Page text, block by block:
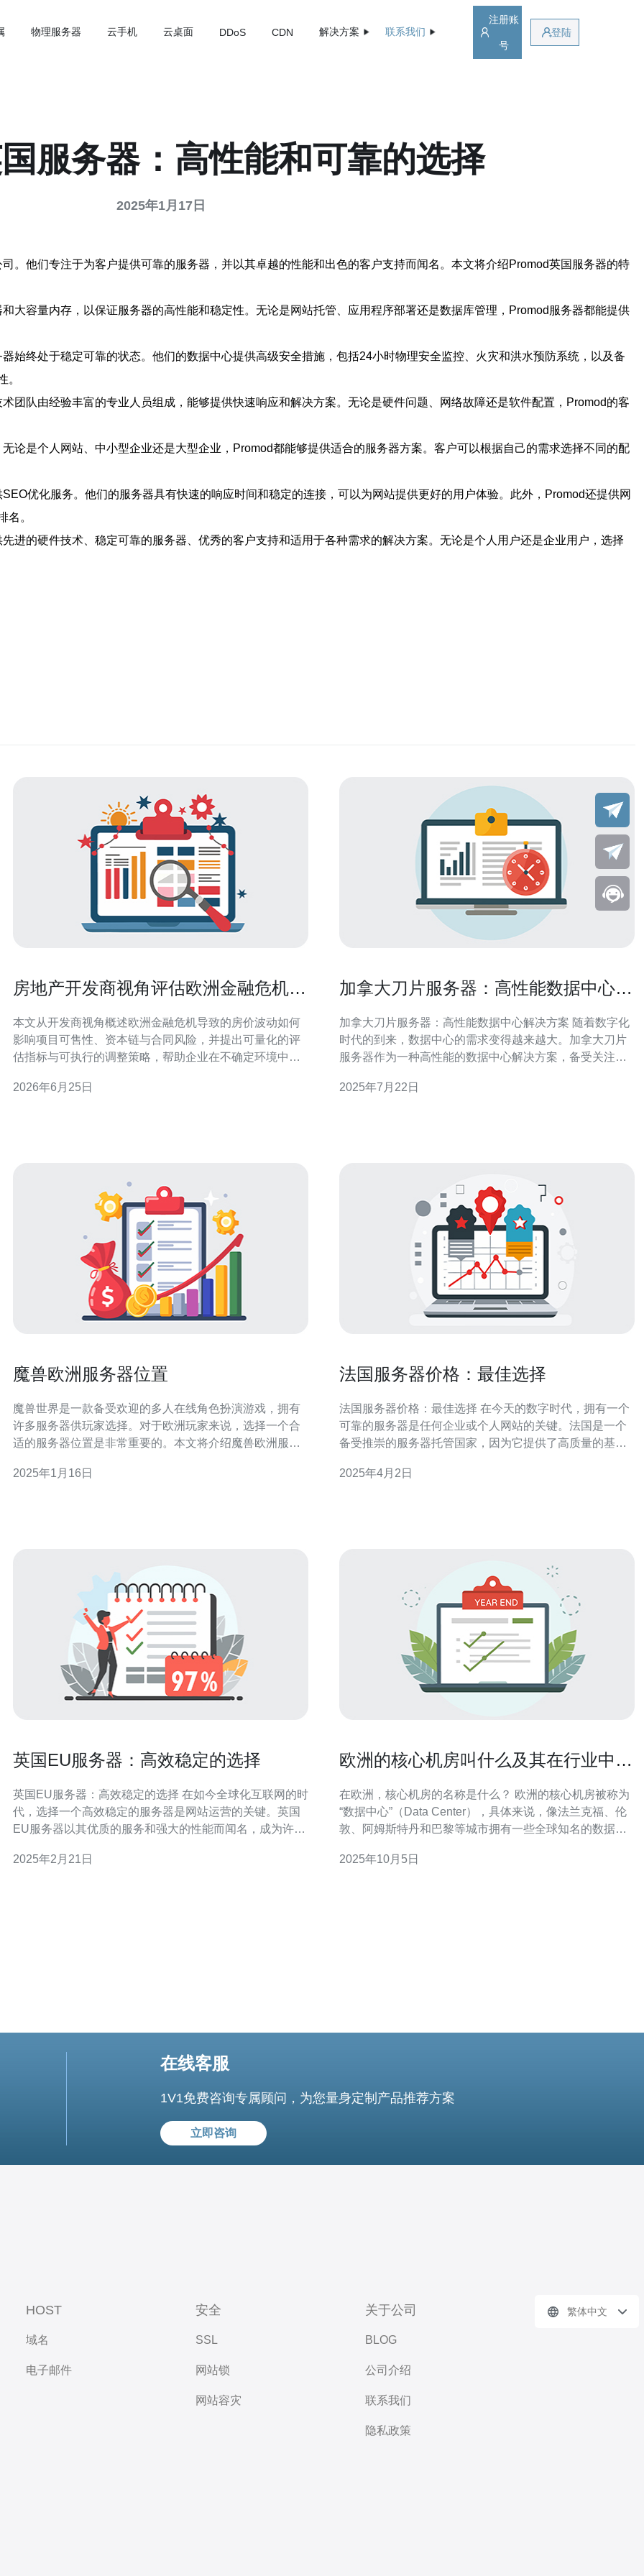
物理服务器 云手机 云桌面 DDoS CDN 解决方案 联系我们
注册账
号
登陆
服务器：高性能和可靠的选择
2025年1月17日
。他们专注于为客户提供可靠的服务器，并以其卓越的性能和出色的客户支持而闻名。本文将介绍Promod英国服务器的特
大容量内存，以保证服务器的高性能和稳定性。无论是网站托管、应用程序部署还是数据库管理，Promod服务器都能提供
始终处于稳定可靠的状态。他们的数据中心提供高级安全措施，包括24小时物理安全监控、火灾和洪水预防系统，以及备
。
团队由经验丰富的专业人员组成，能够提供快速响应和解决方案。无论是硬件问题、网络故障还是软件配置，Promod的客
论是个人网站、中小型企业还是大型企业，Promod都能够提供适合的服务器方案。客户可以根据自己的需求选择不同的配
优化服务。他们的服务器具有快速的响应时间和稳定的连接，可以为网站提供更好的用户体验。此外，Promod还提供网
名。
进的硬件技术、稳定可靠的服务器、优秀的客户支持和适用于各种需求的解决方案。无论是个人用户还是企业用户，选择
房地产开发商视角评估欧洲金融危机房
本文从开发商视角概述欧洲金融危机导致的房价波动如何
影响项目可售性、资本链与合同风险，并提出可量化的评
估指标与可执行的调整策略，帮助企业在不确定环境中维
动？ 危机期间，信贷收紧、跨境资本撤离与消费者信心下
2026年6月25日
加拿大刀片服务器：高性能数据中心解
加拿大刀片服务器：高性能数据中心解决方案 随着数字化
时代的到来，数据中心的需求变得越来越大。加拿大刀片
服务器作为一种高性能的数据中心解决方案，备受关注。
是一种高密度、高效能的服务器，通过将多个服务器集成
2025年7月22日
魔兽欧洲服务器位置
魔兽世界是一款备受欢迎的多人在线角色扮演游戏，拥有
许多服务器供玩家选择。对于欧洲玩家来说，选择一个合
适的服务器位置是非常重要的。本文将介绍魔兽欧洲服务
欧洲最大的经济体之一，也是魔兽欧洲服务器的重要位置
2025年1月16日
法国服务器价格：最佳选择
法国服务器价格：最佳选择 在今天的数字时代，拥有一个
可靠的服务器是任何企业或个人网站的关键。法国是一个
备受推崇的服务器托管国家，因为它提供了高质量的基础
及为什么它是您的最佳选择。 法国服务器的价格相对较
2025年4月2日
英国EU服务器：高效稳定的选择
英国EU服务器：高效稳定的选择 在如今全球化互联网的时
代，选择一个高效稳定的服务器是网站运营的关键。英国
EU服务器以其优质的服务和强大的性能而闻名，成为许多
点。 英国EU服务器拥有先进的技术和设备，保证了其出色
2025年2月21日
欧洲的核心机房叫什么及其在行业中的
在欧洲，核心机房的名称是什么？ 欧洲的核心机房被称为
“数据中心”（Data Center），具体来说，像法兰克福、伦
敦、阿姆斯特丹和巴黎等城市拥有一些全球知名的数据中
定的电力供应，成为了欧洲的数据中心枢纽。法兰克福的
2025年10月5日
在线客服
1V1免费咨询专属顾问，为您量身定制产品推荐方案
立即咨询
HOST
域名
电子邮件
安全
SSL
网站锁
网站容灾
关于公司
BLOG
公司介绍
联系我们
隐私政策
繁体中文